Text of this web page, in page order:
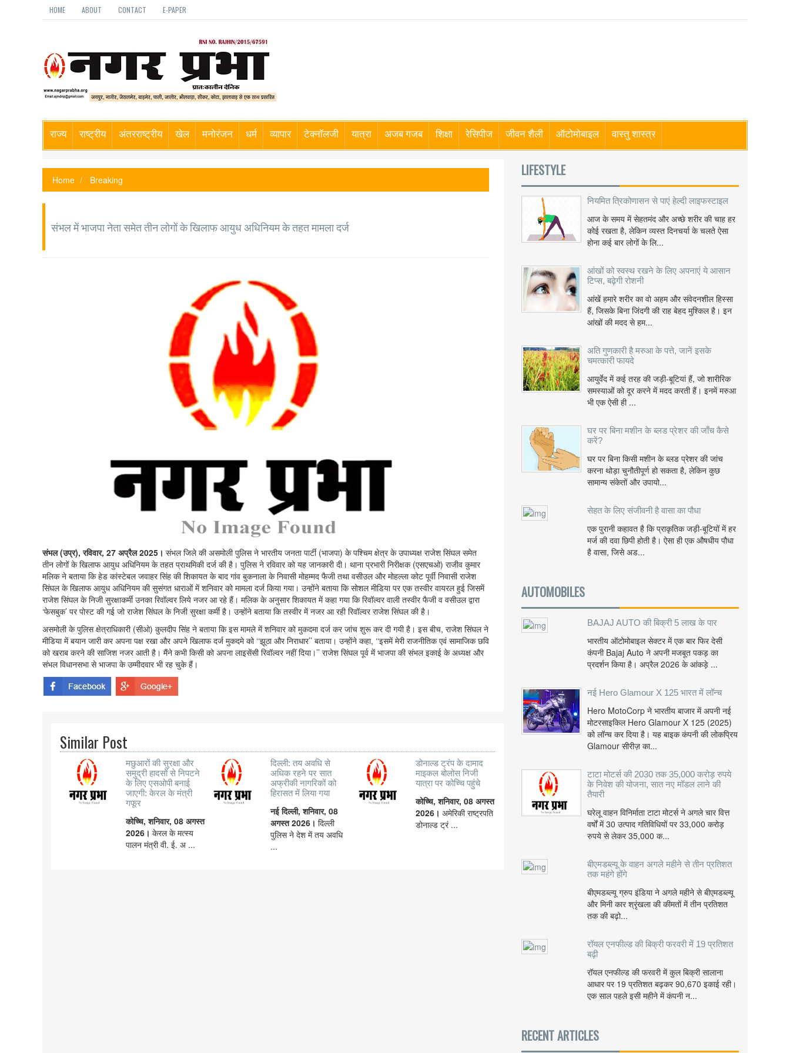
HOME ABOUT CONTACT E-PAPER
राज्य राष्ट्रीय अंतरराष्ट्रीय खेल मनोरंजन धर्म व्यापार टेक्नॉलजी यात्रा अजब गजब शिक्षा रेसिपीज जीवन शैली ऑटोमोबाइल वास्तु शास्त्र
Home Breaking
संभल में भाजपा नेता समेत तीन लोगों के खिलाफ आयुध अधिनियम के तहत मामला दर्ज
संभल (उप्र), रविवार, 27 अप्रैल 2025। संभल जिले की असमोली पुलिस ने भारतीय जनता पार्टी (भाजपा) के पश्चिम क्षेत्र के उपाध्यक्ष राजेश सिंघल समेत
तीन लोगों के खिलाफ आयुध अधिनियम के तहत प्राथमिकी दर्ज की है। पुलिस ने रविवार को यह जानकारी दी। थाना प्रभारी निरीक्षक (एसएचओ) राजीव कुमार
मलिक ने बताया कि हेड कांस्टेबल जवाहर सिंह की शिकायत के बाद गांव बुकनाला के निवासी मोहम्मद फैजी तथा वसीउल और मोहल्ला कोट पूर्वी निवासी राजेश
सिंघल के खिलाफ आयुध अधिनियम की सुसंगत धाराओं में शनिवार को मामला दर्ज किया गया। उन्होंने बताया कि सोशल मीडिया पर एक तस्वीर वायरल हुई जिसमें
राजेश सिंघल के निजी सुरक्षाकर्मी उनका रिवॉल्वर लिये नजर आ रहे हैं। मलिक के अनुसार शिकायत में कहा गया कि रिवॉल्वर वाली तस्वीर फैजी व वसीउल द्वारा
‘फेसबुक’ पर पोस्ट की गई जो राजेश सिंघल के निजी सुरक्षा कर्मी है। उन्होंने बताया कि तस्वीर में नजर आ रही रिवॉल्वर राजेश सिंघल की है।
असमोली के पुलिस क्षेत्राधिकारी (सीओ) कुलदीप सिंह ने बताया कि इस मामले में शनिवार को मुकदमा दर्ज कर जांच शुरू कर दी गयी है। इस बीच, राजेश सिंघल ने
मीडिया में बयान जारी कर अपना पक्ष रखा और अपने खिलाफ दर्ज मुकदमे को ‘‘झूठा और निराधार’’ बताया। उन्होंने कहा, ‘‘इसमें मेरी राजनीतिक एवं सामाजिक छवि
को खराब करने की साजिश नजर आती है। मैंने कभी किसी को अपना लाइसेंसी रिवॉल्वर नहीं दिया।’’ राजेश सिंघल पूर्व में भाजपा की संभल इकाई के अध्यक्ष और
संभल विधानसभा से भाजपा के उम्मीदवार भी रह चुके हैं।
Similar Post
मछुआरों की सुरक्षा और
समुद्री हादसों से निपटने
के लिए एसओपी बनाई
जाएगी: केरल के मंत्री
गफूर
कोच्चि, शनिवार, 08 अगस्त
2026। केरल के मत्स्य
पालन मंत्री वी. ई. अ ...
दिल्ली: तय अवधि से
अधिक रहने पर सात
अफ्रीकी नागरिकों को
हिरासत में लिया गया
नई दिल्ली, शनिवार, 08
अगस्त 2026।दिल्ली
पुलिस ने देश में तय अवधि
...
डोनाल्ड ट्रंप के दामाद
माइकल बोलोस निजी
यात्रा पर कोच्चि पहुंचे
कोच्चि, शनिवार, 08 अगस्त
2026। अमेरिकी राष्ट्रपति
डोनाल्ड ट्रं ...
LIFESTYLE
नियमित त्रिकोणासन से पाएं हेल्दी लाइफस्टाइल
आज के समय में सेहतमंद और अच्छे शरीर की चाह हर
कोई रखता है, लेकिन व्यस्त दिनचर्या के चलते ऐसा
होना कई बार लोगों के लि...
आंखों को स्वस्थ रखने के लिए अपनाएं ये आसान
टिप्स, बढ़ेगी रोशनी
आंखें हमारे शरीर का वो अहम और संवेदनशील हिस्सा
हैं, जिसके बिना जिंदगी की राह बेहद मुश्किल है। इन
आंखों की मदद से हम...
अति गुणकारी है मरुआ के पत्ते, जानें इसके
चमत्कारी फायदे
आयुर्वेद में कई तरह की जड़ी-बूटियां हैं, जो शारीरिक
समस्याओं को दूर करने में मदद करती हैं। इनमें मरुआ
भी एक ऐसी ही ...
घर पर बिना मशीन के ब्लड प्रेशर की जाँच कैसे
करें?
घर पर बिना किसी मशीन के ब्लड प्रेशर की जांच
करना थोड़ा चुनौतीपूर्ण हो सकता है, लेकिन कुछ
सामान्य संकेतों और उपायो...
सेहत के लिए संजीवनी है वासा का पौधा
एक पुरानी कहावत है कि प्राकृतिक जड़ी-बूटियों में हर
मर्ज की दवा छिपी होती है। ऐसा ही एक औषधीय पौधा
है वासा, जिसे अड...
AUTOMOBILES
BAJAJ AUTO की बिक्री 5 लाख के पार
भारतीय ऑटोमोबाइल सेक्टर में एक बार फिर देसी
कंपनी Bajaj Auto ने अपनी मजबूत पकड़ का
प्रदर्शन किया है। अप्रैल 2026 के आंकड़े ...
नई Hero Glamour X 125 भारत में लॉन्च
Hero MotoCorp ने भारतीय बाजार में अपनी नई
मोटरसाइकिल Hero Glamour X 125 (2025)
को लॉन्च कर दिया है। यह बाइक कंपनी की लोकप्रिय
Glamour सीरीज़ का...
टाटा मोटर्स की 2030 तक 35,000 करोड़ रुपये
के निवेश की योजना, सात नए मॉडल लाने की
तैयारी
घरेलू वाहन विनिर्माता टाटा मोटर्स ने अगले चार वित्त
वर्षों में 30 उत्पाद गतिविधियों पर 33,000 करोड़
रुपये से लेकर 35,000 क...
बीएमडब्ल्यू के वाहन अगले महीने से तीन प्रतिशत
तक महंगे होंगे
बीएमडब्ल्यू ग्रुप इंडिया ने अगले महीने से बीएमडब्ल्यू
और मिनी कार श्रृंखला की कीमतों में तीन प्रतिशत
तक की बढ़ो...
रॉयल एनफील्ड की बिक्री फरवरी में 19 प्रतिशत
बढ़ी
रॉयल एनफील्ड की फरवरी में कुल बिक्री सालाना
आधार पर 19 प्रतिशत बढ़कर 90,670 इकाई रही।
एक साल पहले इसी महीने में कंपनी न...
RECENT ARTICLES